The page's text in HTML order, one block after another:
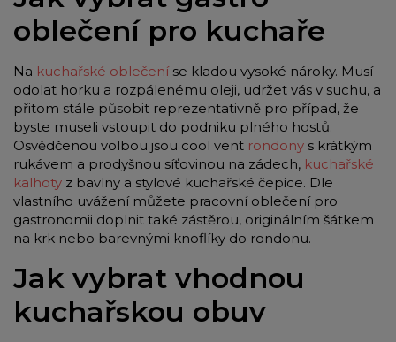
oblečení pro kuchaře
Na kuchařské oblečeníse kladou vysoké nároky. Musí
odolat horku a rozpálenému oleji, udržet vás v suchu, a
přitom stále působit reprezentativně pro případ, že
byste museli vstoupit do podniku plného hostů.
Osvědčenou volbou jsou cool vent rondony s krátkým
rukávem a prodyšnou síťovinou na zádech, kuchařské
kalhoty z bavlny a stylové kuchařské čepice. Dle
vlastního uvážení můžete pracovní oblečení pro
gastronomii doplnit také zástěrou, originálním šátkem
na krk nebo barevnými knoflíky do rondonu.
Jak vybrat vhodnou
kuchařskou obuv